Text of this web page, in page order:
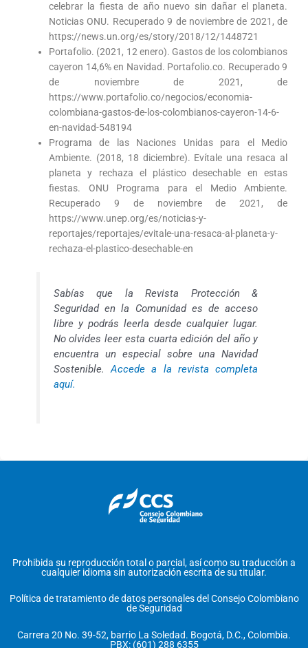
celebrar la fiesta de año nuevo sin dañar el planeta.
Noticias ONU. Recuperado 9 de noviembre de 2021, de
https://news.un.org/es/story/2018/12/1448721
Portafolio. (2021, 12 enero). Gastos de los colombianos
cayeron 14,6% en Navidad. Portafolio.co. Recuperado 9
de noviembre de 2021, de
https://www.portafolio.co/negocios/economia-
colombiana-gastos-de-los-colombianos-cayeron-14-6-
en-navidad-548194
Programa de las Naciones Unidas para el Medio
Ambiente. (2018, 18 diciembre). Evítale una resaca al
planeta y rechaza el plástico desechable en estas
fiestas. ONU Programa para el Medio Ambiente.
Recuperado 9 de noviembre de 2021, de
https://www.unep.org/es/noticias-y-
reportajes/reportajes/evitale-una-resaca-al-planeta-y-
rechaza-el-plastico-desechable-en
Sabías que la Revista Protección &
Seguridad en la Comunidad es de acceso
libre y podrás leerla desde cualquier lugar.
No olvides leer esta cuarta edición del año y
encuentra un especial sobre una Navidad
Sostenible.Accede a la revista completa
aquí.
Prohibida su reproducción total o parcial, así como su traducción a
cualquier idioma sin autorización escrita de su titular.
Política de tratamiento de datos personales del Consejo Colombiano
de Seguridad
Carrera 20 No. 39-52, barrio La Soledad. Bogotá, D.C., Colombia.
PBX: (601) 288 6355